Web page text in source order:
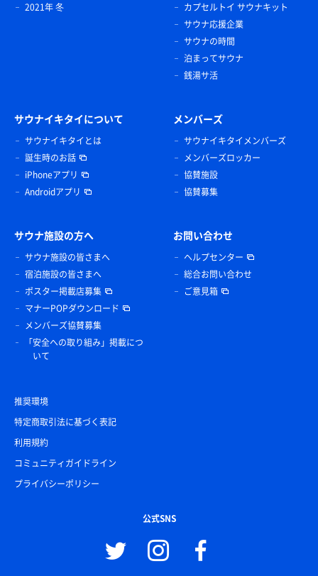
2021年 冬
カプセルトイ サウナキット
サウナ応援企業
サウナの時間
泊まってサウナ
銭湯サ活
サウナイキタイについて
サウナイキタイとは
誕生時のお話
iPhoneアプリ
Androidアプリ
メンバーズ
サウナイキタイメンバーズ
メンバーズロッカー
協賛施設
協賛募集
サウナ施設の方へ
サウナ施設の皆さまへ
宿泊施設の皆さまへ
ポスター掲載店募集
マナーPOPダウンロード
メンバーズ協賛募集
「安全への取り組み」掲載につ
いて
お問い合わせ
ヘルプセンター
総合お問い合わせ
ご意見箱
推奨環境
特定商取引法に基づく表記
利用規約
コミュニティガイドライン
プライバシーポリシー
公式SNS